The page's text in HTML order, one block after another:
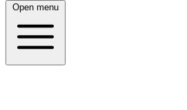
Open menu